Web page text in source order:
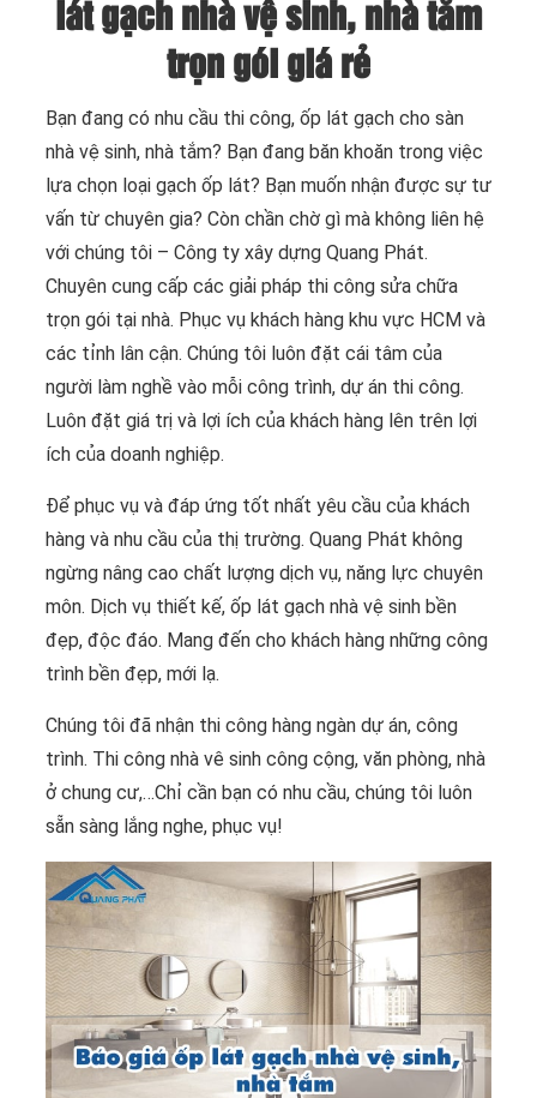
lát gạch nhà vệ sinh, nhà tắm
trọn gói giá rẻ
Bạn đang có nhu cầu thi công, ốp lát gạch cho sàn
nhà vệ sinh, nhà tắm? Bạn đang băn khoăn trong việc
lựa chọn loại gạch ốp lát? Bạn muốn nhận được sự tư
vấn từ chuyên gia? Còn chần chờ gì mà không liên hệ
với chúng tôi – Công ty xây dựng Quang Phát.
Chuyên cung cấp các giải pháp thi công sửa chữa
trọn gói tại nhà. Phục vụ khách hàng khu vực HCM và
các tỉnh lân cận. Chúng tôi luôn đặt cái tâm của
người làm nghề vào mỗi công trình, dự án thi công.
Luôn đặt giá trị và lợi ích của khách hàng lên trên lợi
ích của doanh nghiệp.
Để phục vụ và đáp ứng tốt nhất yêu cầu của khách
hàng và nhu cầu của thị trường. Quang Phát không
ngừng nâng cao chất lượng dịch vụ, năng lực chuyên
môn. Dịch vụ thiết kế, ốp lát gạch nhà vệ sinh bền
đẹp, độc đáo. Mang đến cho khách hàng những công
trình bền đẹp, mới lạ.
Chúng tôi đã nhận thi công hàng ngàn dự án, công
trình. Thi công nhà vê sinh công cộng, văn phòng, nhà
ở chung cư,…Chỉ cần bạn có nhu cầu, chúng tôi luôn
sẵn sàng lắng nghe, phục vụ!